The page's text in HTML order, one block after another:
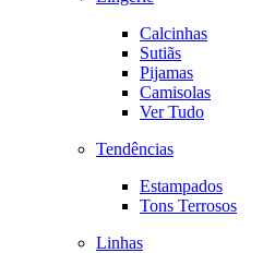
Calcinhas
Sutiãs
Pijamas
Camisolas
Ver Tudo
Tendências
Estampados
Tons Terrosos
Linhas